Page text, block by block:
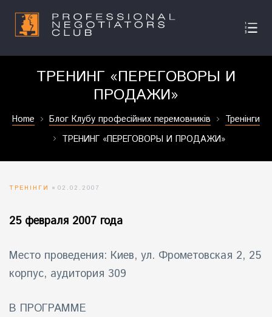
ТРЕНИНГ «ПЕРЕГОВОРЫ И
ПРОДАЖИ»
Home Блог Клубу професійних перемовників
Тренінги
ТРЕНИНГ «ПЕРЕГОВОРЫ И ПРОДАЖИ»
ТРЕНІНГИ 02.02.2007
25 февраля 2007 года
Место проведения: Киев, ул. Фрометовская 2, 25
корпус, аудитория 309
В ПРОГРАММЕ